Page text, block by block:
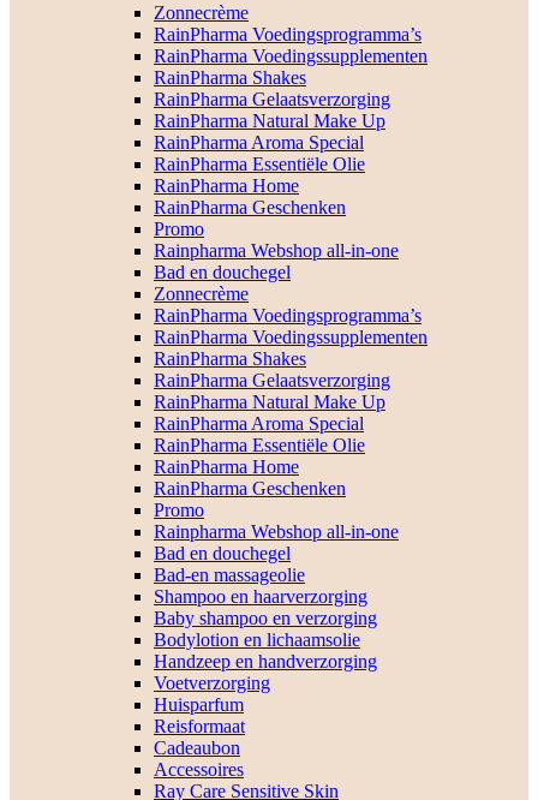
Zonnecrème
RainPharma Voedingsprogramma’s
RainPharma Voedingssupplementen
RainPharma Shakes
RainPharma Gelaatsverzorging
RainPharma Natural Make Up
RainPharma Aroma Special
RainPharma Essentiële Olie
RainPharma Home
RainPharma Geschenken
Promo
Rainpharma Webshop all-in-one
Bad en douchegel
Zonnecrème
RainPharma Voedingsprogramma’s
RainPharma Voedingssupplementen
RainPharma Shakes
RainPharma Gelaatsverzorging
RainPharma Natural Make Up
RainPharma Aroma Special
RainPharma Essentiële Olie
RainPharma Home
RainPharma Geschenken
Promo
Rainpharma Webshop all-in-one
Bad en douchegel
Bad-en massageolie
Shampoo en haarverzorging
Baby shampoo en verzorging
Bodylotion en lichaamsolie
Handzeep en handverzorging
Voetverzorging
Huisparfum
Reisformaat
Cadeaubon
Accessoires
Ray Care Sensitive Skin